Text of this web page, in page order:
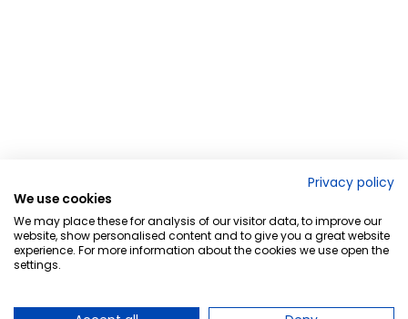
Privacy policy
We use cookies
We may place these for analysis of our visitor data, to improve our
website, show personalised content and to give you a great website
experience. For more information about the cookies we use open the
settings.